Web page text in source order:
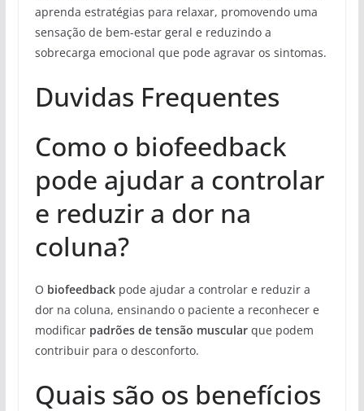
aprenda estratégias para relaxar, promovendo uma
sensação de bem-estar geral e reduzindo a
sobrecarga emocional que pode agravar os sintomas.
Duvidas Frequentes
Como o biofeedback
pode ajudar a controlar
e reduzir a dor na
coluna?
O biofeedbackpode ajudar a controlar e reduzir a
dor na coluna, ensinando o paciente a reconhecer e
modificar padrões de tensão muscularque podem
contribuir para o desconforto.
Quais são os benefícios